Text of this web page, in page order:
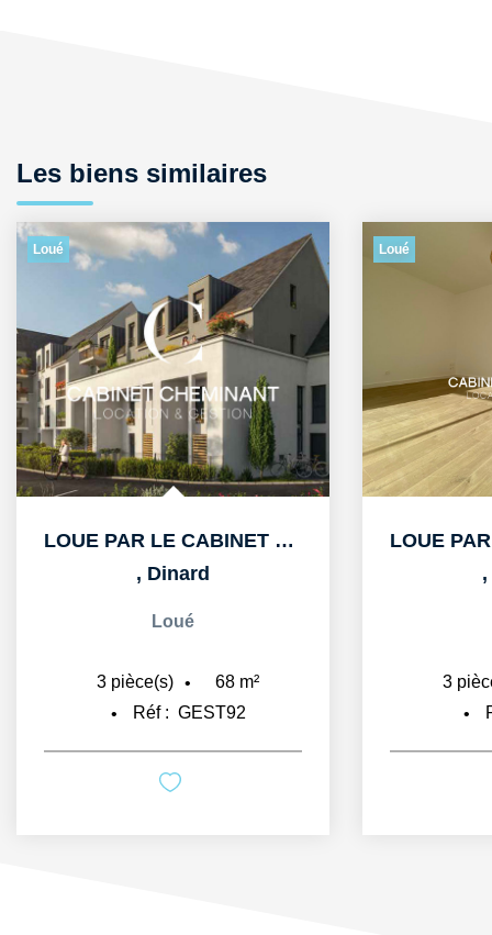
Les biens similaires
Loué
LOUE PAR LE CABINET CHEMINANT A DINARD T3 57M3 AVEC BALCON...
, Dinard
Loué
3 pièce(s) 57 m²
Réf : LOC15
Loué
,
2